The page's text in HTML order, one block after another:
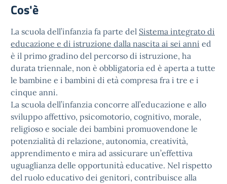
Cos'è
La scuola dell’infanzia fa parte del Sistema integrato di
educazione e di istruzione dalla nascita ai sei anni ed
è il primo gradino del percorso di istruzione, ha
durata triennale, non è obbligatoria ed è aperta a tutte
le bambine e i bambini di età compresa fra i tre e i
cinque anni.
La scuola dell’infanzia concorre all’educazione e allo
sviluppo affettivo, psicomotorio, cognitivo, morale,
religioso e sociale dei bambini promuovendone le
potenzialità di relazione, autonomia, creatività,
apprendimento e mira ad assicurare un’effettiva
uguaglianza delle opportunità educative. Nel rispetto
del ruolo educativo dei genitori, contribuisce alla